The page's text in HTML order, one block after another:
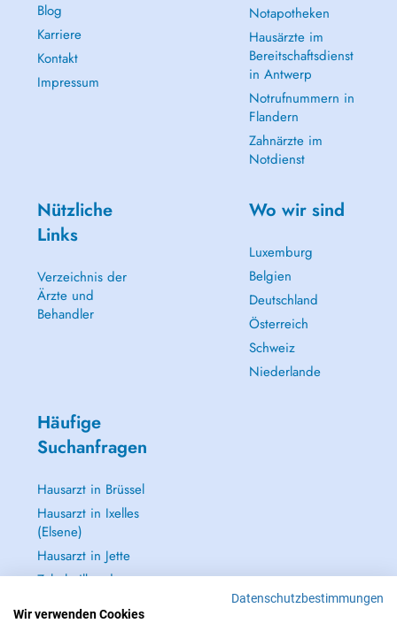
Blog
Karriere
Kontakt
Impressum
Notapotheken
Hausärzte im
Bereitschaftsdienst
in Antwerp
Notrufnummern in
Flandern
Zahnärzte im
Notdienst
Nützliche
Links
Verzeichnis der
Ärzte und
Behandler
Wo wir sind
Luxemburg
Belgien
Deutschland
Österreich
Schweiz
Niederlande
Häufige
Suchanfragen
Hausarzt in Brüssel
Hausarzt in Ixelles
(Elsene)
Hausarzt in Jette
Zahnheilkunde
Brüssel
Datenschutzbestimmungen
Wir verwenden Cookies